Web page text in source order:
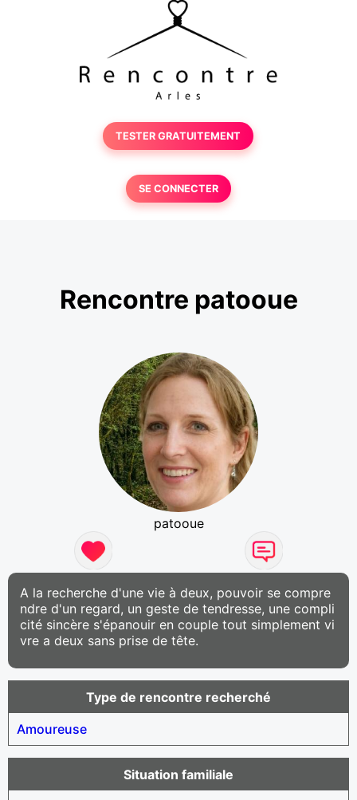
TESTER GRATUITEMENT
SE CONNECTER
Rencontre patooue
patooue
A la recherche d'une vie à deux, pouvoir se compre
ndre d'un regard, un geste de tendresse, une compli
cité sincère s'épanouir en couple tout simplement vi
vre a deux sans prise de tête.
Type de rencontre recherché
Amoureuse
Situation familiale